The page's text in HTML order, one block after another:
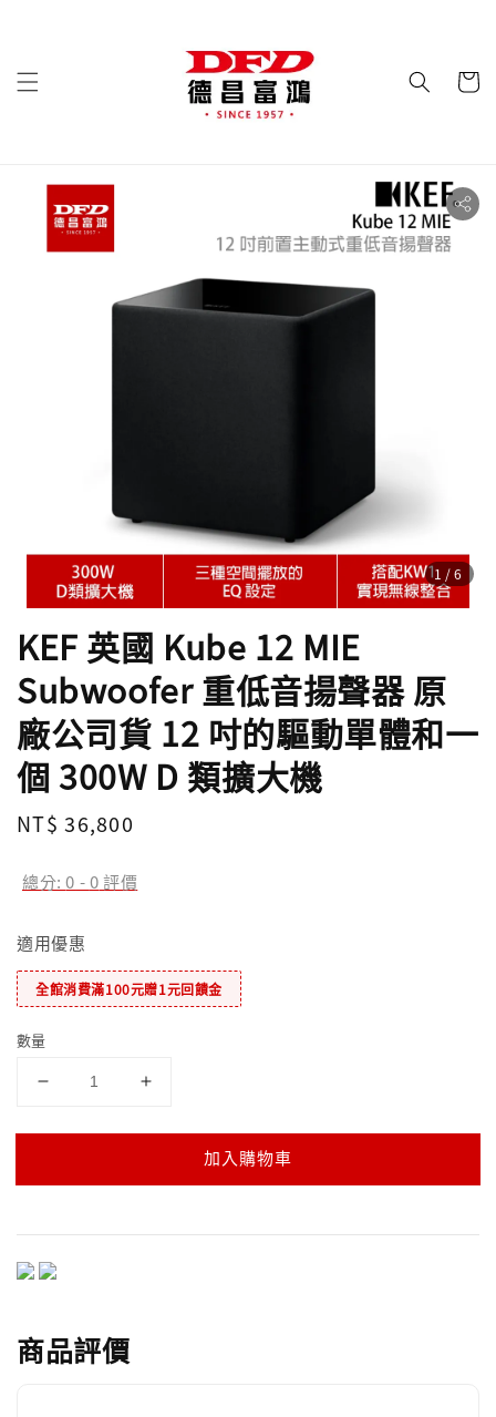
1 /6
KEF 英國 Kube 12 MIE
Subwoofer 重低音揚聲器 原
廠公司貨 12 吋的驅動單體和一
個 300W D 類擴大機
Regular
NT$ 36,800
總分:0 -0評價
適用優惠
全館消費滿100元贈1元回饋金
數量
加入購物車
商品評價